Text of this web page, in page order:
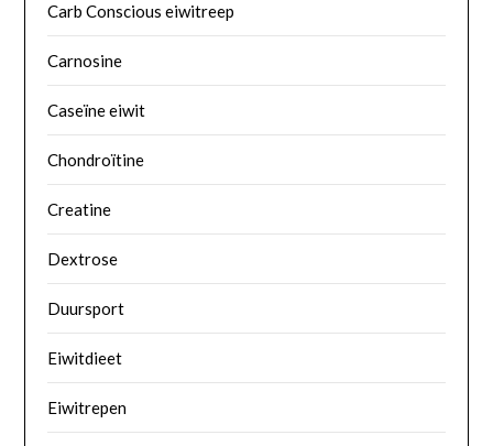
Carb Conscious eiwitreep
Carnosine
Caseïne eiwit
Chondroïtine
Creatine
Dextrose
Duursport
Eiwitdieet
Eiwitrepen